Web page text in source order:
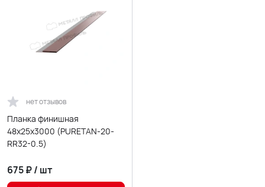
нет отзывов
Планка финишная
48х25х3000 (PURETAN-20-
RR32-0.5)
675₽/ шт